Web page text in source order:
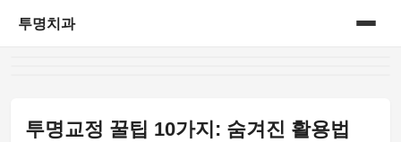
투명치과
투명교정 꿀팁 10가지: 숨겨진 활용법